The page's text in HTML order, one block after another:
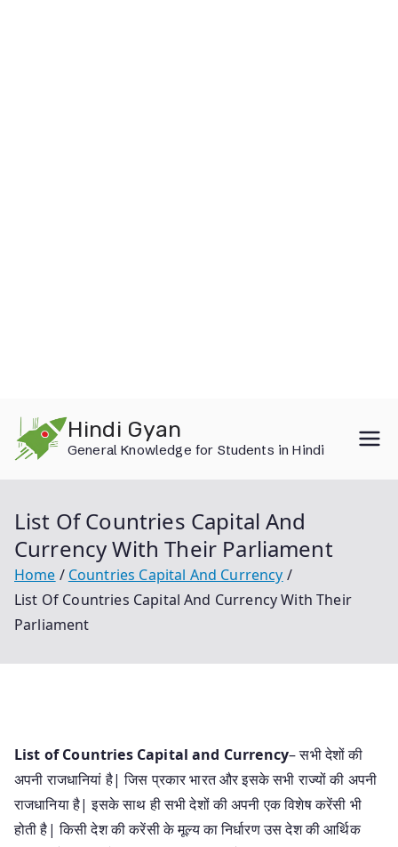
content
Hindi Gyan
General Knowledge for Students in Hindi
List Of Countries Capital And
Currency With Their Parliament
Home
Countries Capital And Currency
List Of Countries Capital And Currency With Their
Parliament
List of Countries Capital and Currency– सभी देशों की
अपनी राजधानियां है| जिस प्रकार भारत और इसके सभी राज्यों की अपनी
राजधानिया है| इसके साथ ही सभी देशों की अपनी एक विशेष करेंसी भी
होती है| किसी देश की करेंसी के मूल्य का निर्धारण उस देश की आर्थिक